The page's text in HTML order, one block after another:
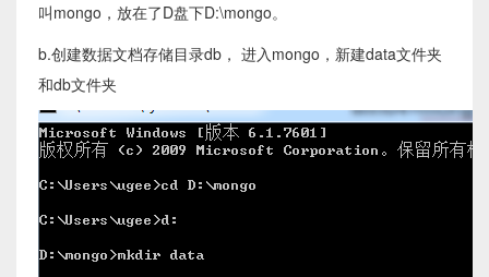
叫mongo，放在了D盘下D:\mongo。
b.创建数据文档存储目录db， 进入mongo，新建data文件夹
和db文件夹